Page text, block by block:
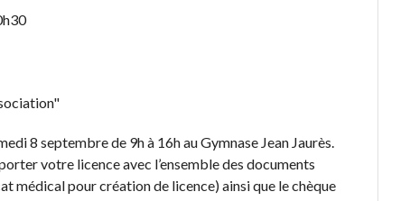
8 septembre de 9h à 16h au Gymnase Jean Jaurès.
votre licence avec l’ensemble des documents
médical pour création de licence) ainsi que le chèque